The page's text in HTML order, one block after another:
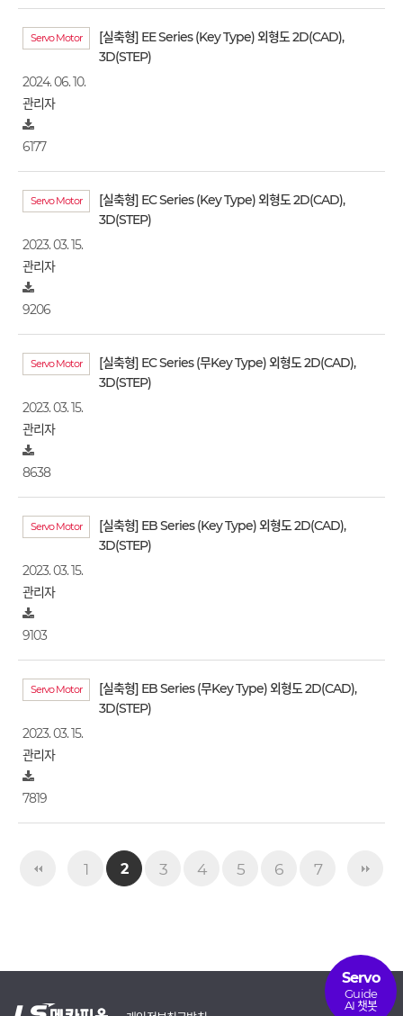
Servo Motor
[실축형] EE Series (Key Type) 외형도 2D(CAD),
3D(STEP)
2024. 06. 10.
관리자
6177
Servo Motor
[실축형] EC Series (Key Type) 외형도 2D(CAD),
3D(STEP)
2023. 03. 15.
관리자
9206
Servo Motor
[실축형] EC Series (무Key Type) 외형도 2D(CAD),
3D(STEP)
2023. 03. 15.
관리자
8638
Servo Motor
[실축형] EB Series (Key Type) 외형도 2D(CAD),
3D(STEP)
2023. 03. 15.
관리자
9103
Servo Motor
[실축형] EB Series (무Key Type) 외형도 2D(CAD),
3D(STEP)
2023. 03. 15.
관리자
7819
1 2 3 4 5 6 7
Servo
Guide
AI 챗봇